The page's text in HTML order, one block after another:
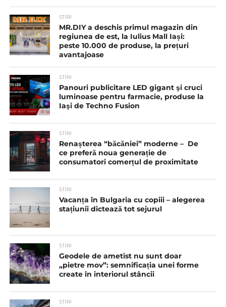
STIRI
MR.DIY a deschis primul magazin din
regiunea de est, la Iulius Mall Iași:
peste 10.000 de produse, la prețuri
avantajoase
STIRI
Panouri publicitare LED gigant şi cruci
luminoase pentru farmacie, produse la
Iaşi de Techno Fusion
STIRI
Renașterea “băcăniei” moderne – De
ce preferă noua generație de
consumatori comerțul de proximitate
STIRI
Vacanța în Bulgaria cu copiii – alegerea
stațiunii dictează tot sejurul
STIRI
Geodele de ametist nu sunt doar
„pietre mov”: semnificația unei forme
create în interiorul stâncii
STIRI